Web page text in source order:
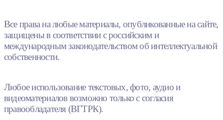
Все права на любые материалы, опубликованные на сайте,
защищены в соответствии с российским и
международным законодательством об интеллектуальной
собственности.
Любое использование текстовых, фото, аудио и
видеоматериалов возможно только с согласия
правообладателя (ВГТРК).